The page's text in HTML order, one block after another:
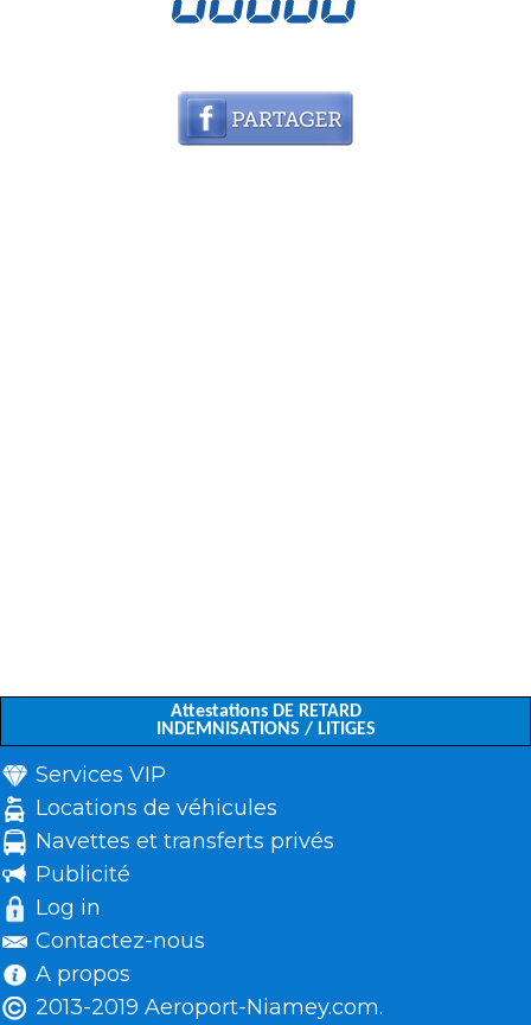
Attestations DE RETARD
INDEMNISATIONS / LITIGES
Services VIP
Locations de véhicules
Navettes et transferts privés
Publicité
Log in
Contactez-nous
A propos
2013-2019 Aeroport-Niamey.com.